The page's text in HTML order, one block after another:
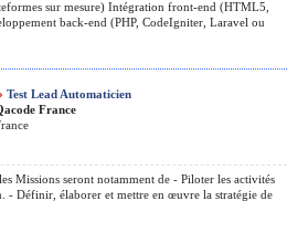
sur mesure) Intégration front-end (HTML5,
back-end (PHP, CodeIgniter, Laravel ou
Test Lead Automaticien
France
Missions seront notamment de - Piloter les activités
- Définir, élaborer et mettre en œuvre la stratégie de